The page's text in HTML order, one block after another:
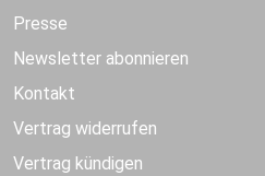
Presse
Newsletter abonnieren
Kontakt
Vertrag widerrufen
Vertrag kündigen